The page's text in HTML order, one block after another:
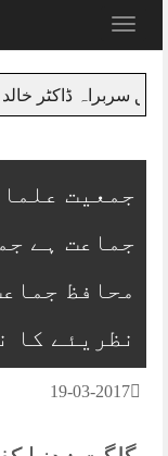
Toggle
الرحمان وفد کے
جمعیت
جماعت ہے
محافظ
نظریئے کا
19-03-2017